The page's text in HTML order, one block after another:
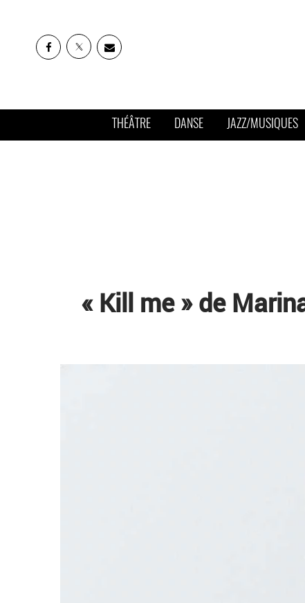
THÉÂTRE DANSE JAZZ/MUSIQUES
« Kill me » de